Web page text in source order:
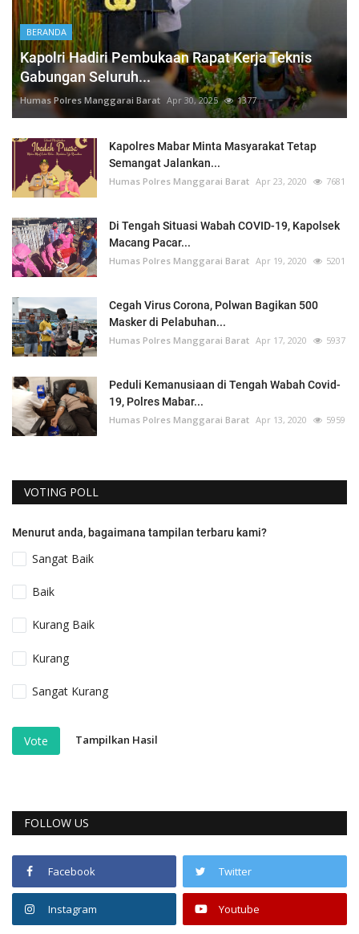
BERANDA
Kapolri Hadiri Pembukaan Rapat Kerja Teknis
Gabungan Seluruh...
Humas Polres Manggarai Barat Apr 30, 2025 1377
Kapolres Mabar Minta Masyarakat Tetap
Semangat Jalankan...
Humas Polres Manggarai Barat Apr 23, 2020 7681
Di Tengah Situasi Wabah COVID-19, Kapolsek
Macang Pacar...
Humas Polres Manggarai Barat Apr 19, 2020 5201
Cegah Virus Corona, Polwan Bagikan 500
Masker di Pelabuhan...
Humas Polres Manggarai Barat Apr 17, 2020 5937
Peduli Kemanusiaan di Tengah Wabah Covid-
19, Polres Mabar...
Humas Polres Manggarai Barat Apr 13, 2020 5959
VOTING POLL
Menurut anda, bagaimana tampilan terbaru kami?
Sangat Baik
Baik
Kurang Baik
Kurang
Sangat Kurang
Vote Tampilkan Hasil
FOLLOW US
Facebook Twitter
Instagram Youtube